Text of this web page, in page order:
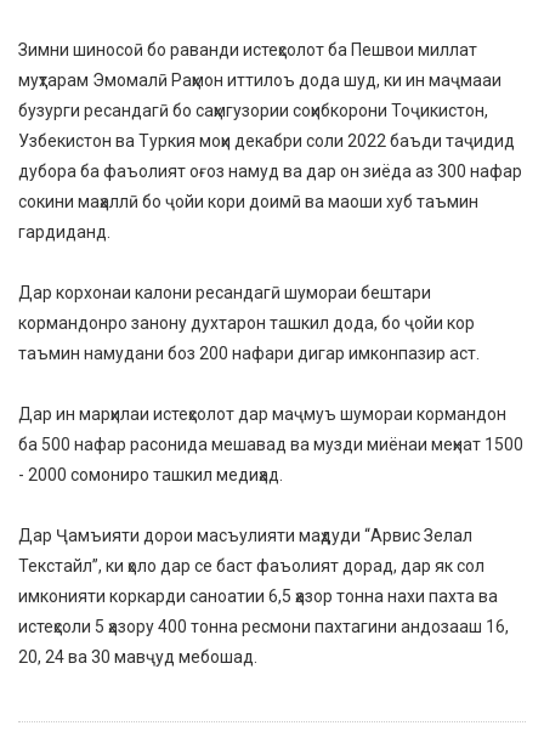
Зимни шиносоӣ бо раванди истеҳсолот ба Пешвои миллат
муҳтарам Эмомалӣ Раҳмон иттилоъ дода шуд, ки ин маҷмааи
бузурги ресандагӣ бо саҳмгузории соҳибкорони Тоҷикистон,
Узбекистон ва Туркия моҳи декабри соли 2022 баъди таҷидид
дубора ба фаъолият оғоз намуд ва дар он зиёда аз 300 нафар
сокини маҳаллӣ бо ҷойи кори доимӣ ва маоши хуб таъмин
гардиданд.
Дар корхонаи калони ресандагӣ шумораи бештари
кормандонро занону духтарон ташкил дода, бо ҷойи кор
таъмин намудани боз 200 нафари дигар имконпазир аст.
Дар ин марҳилаи истеҳсолот дар маҷмуъ шумораи кормандон
ба 500 нафар расонида мешавад ва музди миёнаи меҳнат 1500
- 2000 сомониро ташкил медиҳад.
Дар Ҷамъияти дорои масъулияти маҳдуди “Арвис Зелал
Текстайл”, ки ҳоло дар се баст фаъолият дорад, дар як сол
имконияти коркарди саноатии 6,5 ҳазор тонна нахи пахта ва
истеҳсоли 5 ҳазору 400 тонна ресмони пахтагини андозааш 16,
20, 24 ва 30 мавҷуд мебошад.